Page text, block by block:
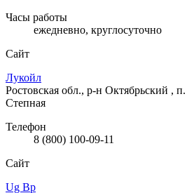
Часы работы
ежедневно, круглосуточно
Сайт
Лукойл
Ростовская обл., р-н Октябрьский ,
Степная
Телефон
8 (800) 100-09-11
Сайт
Ug Bp